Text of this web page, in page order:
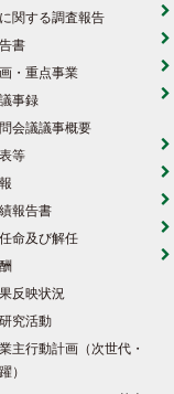
関する調査報告
書
・重点事業
事録
会議議事概要
等
報告書
命及び解任
反映状況
究活動
主行動計画（次世代・
）